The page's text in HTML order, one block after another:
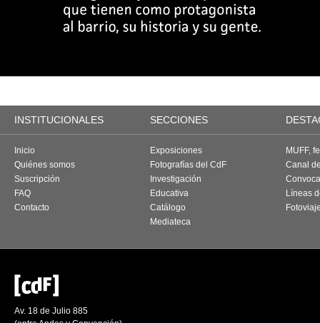
INSTITUCIONALES SECCIONES
Inicio
Quiénes somos
Suscripción
FAQ
Contacto
Exposiciones
Fotografías del CdF
Investigación
Educativa
Catálogo
Mediateca
MUFF,
Canal
Líneas
Av. 18 de Julio 885